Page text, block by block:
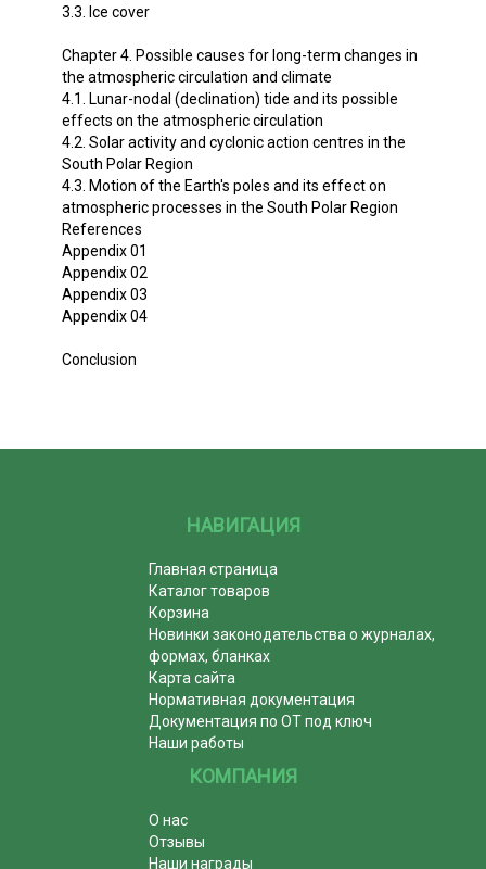
3.3. Ice cover
Chapter 4. Possible causes for long-term changes in
the atmospheric circulation and climate
4.1. Lunar-nodal (declination) tide and its possible
effects on the atmospheric circulation
4.2. Solar activity and cyclonic action centres in the
South Polar Region
4.3. Motion of the Earth's poles and its effect on
atmospheric processes in the South Polar Region
References
Appendix 01
Appendix 02
Appendix 03
Appendix 04
Conclusion
НАВИГАЦИЯ
Главная страница
Каталог товаров
Корзина
Новинки законодательства о журналах,
формах, бланках
Карта сайта
Нормативная документация
Документация по ОТ под ключ
Наши работы
КОМПАНИЯ
О нас
Отзывы
Наши награды